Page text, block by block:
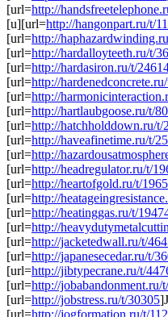
[url=http://
[u][url=http://hangonpart.ru/t/
[url=http://
[url=http://hardalloyteeth.ru/t/
[url=http://hardasiron.ru/t/
[url=http://
[url=http://
[url=http://hartlaubgoose.ru/t/
[url=http://hatchholddown.ru/t/
[url=http://haveafinetime.ru/t/
[url=http://
[url=http://headregulator.ru/t/
[url=http://heartofgold.ru/t/
[url=http://
[url=http://heatinggas.ru/t/
[url=http://
[url=http://jacketedwall.ru/t/
[url=http://japanesecedar.ru/t/
[url=http://jibtypecrane.ru/t/
[url=http://jobabandonment.ru/
[url=http://jobstress.ru/t/30305
[url=http://jogformation.ru/t/